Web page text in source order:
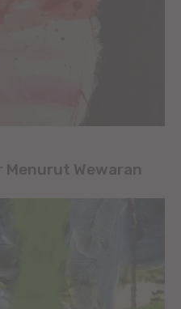
Menurut Wewaran